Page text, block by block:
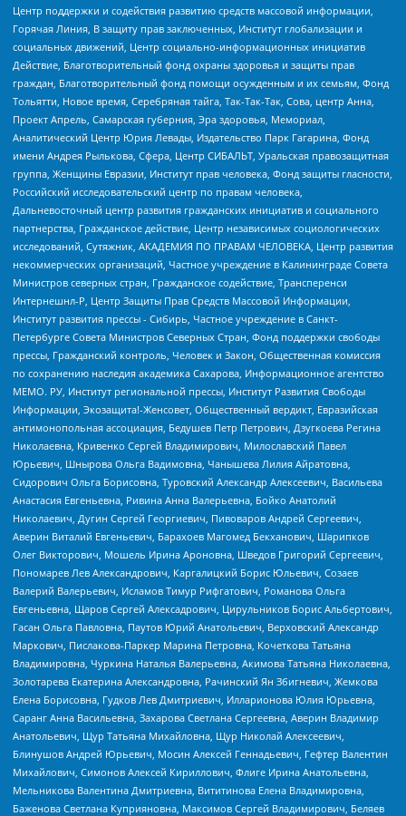
Центр поддержки и содействия развитию средств массовой информации,
Горячая Линия, В защиту прав заключенных, Институт глобализации и
социальных движений, Центр социально-информационных инициатив
Действие, Благотворительный фонд охраны здоровья и защиты прав
граждан, Благотворительный фонд помощи осужденным и их семьям, Фонд
Тольятти, Новое время, Серебряная тайга, Так-Так-Так, Сова, центр Анна,
Проект Апрель, Самарская губерния, Эра здоровья, Мемориал,
Аналитический Центр Юрия Левады, Издательство Парк Гагарина, Фонд
имени Андрея Рылькова, Сфера, Центр СИБАЛЬТ, Уральская правозащитная
группа, Женщины Евразии, Институт прав человека, Фонд защиты гласности,
Российский исследовательский центр по правам человека,
Дальневосточный центр развития гражданских инициатив и социального
партнерства, Гражданское действие, Центр независимых социологических
исследований, Сутяжник, АКАДЕМИЯ ПО ПРАВАМ ЧЕЛОВЕКА, Центр развития
некоммерческих организаций, Частное учреждение в Калининграде Совета
Министров северных стран, Гражданское содействие, Трансперенси
Интернешнл-Р, Центр Защиты Прав Средств Массовой Информации,
Институт развития прессы - Сибирь, Частное учреждение в Санкт-
Петербурге Совета Министров Северных Стран, Фонд поддержки свободы
прессы, Гражданский контроль, Человек и Закон, Общественная комиссия
по сохранению наследия академика Сахарова, Информационное агентство
МЕМО. РУ, Институт региональной прессы, Институт Развития Свободы
Информации, Экозащита!-Женсовет, Общественный вердикт, Евразийская
антимонопольная ассоциация, Бедушев Петр Петрович, Дзугкоева Регина
Николаевна, Кривенко Сергей Владимирович, Милославский Павел
Юрьевич, Шнырова Ольга Вадимовна, Чанышева Лилия Айратовна,
Сидорович Ольга Борисовна, Туровский Александр Алексеевич, Васильева
Анастасия Евгеньевна, Ривина Анна Валерьевна, Бойко Анатолий
Николаевич, Дугин Сергей Георгиевич, Пивоваров Андрей Сергеевич,
Аверин Виталий Евгеньевич, Барахоев Магомед Бекханович, Шарипков
Олег Викторович, Мошель Ирина Ароновна, Шведов Григорий Сергеевич,
Пономарев Лев Александрович, Каргалицкий Борис Юльевич, Созаев
Валерий Валерьевич, Исламов Тимур Рифгатович, Романова Ольга
Евгеньевна, Щаров Сергей Алексадрович, Цирульников Борис Альбертович,
Гасан Ольга Павловна, Паутов Юрий Анатольевич, Верховский Александр
Маркович, Пислакова-Паркер Марина Петровна, Кочеткова Татьяна
Владимировна, Чуркина Наталья Валерьевна, Акимова Татьяна Николаевна,
Золотарева Екатерина Александровна, Рачинский Ян Збигневич, Жемкова
Елена Борисовна, Гудков Лев Дмитриевич, Илларионова Юлия Юрьевна,
Саранг Анна Васильевна, Захарова Светлана Сергеевна, Аверин Владимир
Анатольевич, Щур Татьяна Михайловна, Щур Николай Алексеевич,
Блинушов Андрей Юрьевич, Мосин Алексей Геннадьевич, Гефтер Валентин
Михайлович, Симонов Алексей Кириллович, Флиге Ирина Анатольевна,
Мельникова Валентина Дмитриевна, Вититинова Елена Владимировна,
Баженова Светлана Куприяновна, Максимов Сергей Владимирович, Беляев